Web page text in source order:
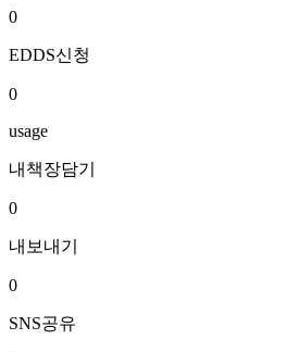
0
EDDS신청
0
usage
내책장담기
0
내보내기
0
SNS공유